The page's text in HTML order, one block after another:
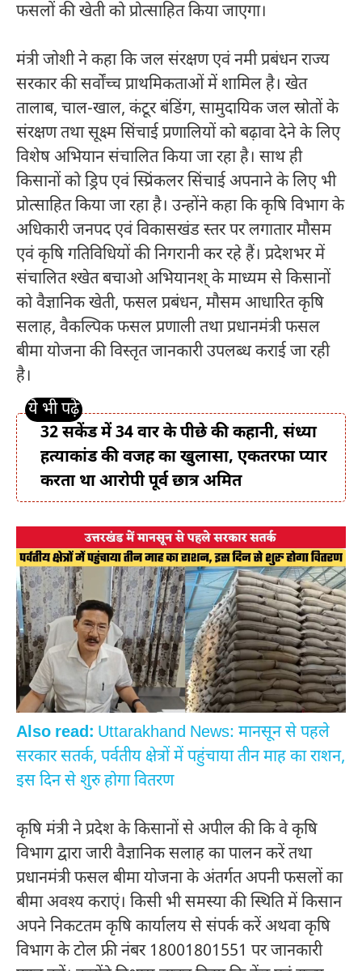
फसलों की खेती को प्रोत्साहित किया जाएगा।
मंत्री जोशी ने कहा कि जल संरक्षण एवं नमी प्रबंधन राज्य
सरकार की सर्वोंच्च प्राथमिकताओं में शामिल है। खेत
तालाब, चाल-खाल, कंटूर बंडिंग, सामुदायिक जल स्रोतों के
संरक्षण तथा सूक्ष्म सिंचाई प्रणालियों को बढ़ावा देने के लिए
विशेष अभियान संचालित किया जा रहा है। साथ ही
किसानों को ड्रिप एवं स्प्रिंकलर सिंचाई अपनाने के लिए भी
प्रोत्साहित किया जा रहा है। उन्होंने कहा कि कृषि विभाग के
अधिकारी जनपद एवं विकासखंड स्तर पर लगातार मौसम
एवं कृषि गतिविधियों की निगरानी कर रहे हैं। प्रदेशभर में
संचालित श्खेत बचाओ अभियानश् के माध्यम से किसानों
को वैज्ञानिक खेती, फसल प्रबंधन, मौसम आधारित कृषि
सलाह, वैकल्पिक फसल प्रणाली तथा प्रधानमंत्री फसल
बीमा योजना की विस्तृत जानकारी उपलब्ध कराई जा रही
है।
32 सकेंड में 34 वार के पीछे की कहानी, संध्या
हत्याकांड की वजह का खुलासा, एकतरफा प्यार
करता था आरोपी पूर्व छात्र अमित
Also read: Uttarakhand News: मानसून से पहले
सरकार सतर्क, पर्वतीय क्षेत्रों में पहुंचाया तीन माह का राशन,
इस दिन से शुरु होगा वितरण
कृषि मंत्री ने प्रदेश के किसानों से अपील की कि वे कृषि
विभाग द्वारा जारी वैज्ञानिक सलाह का पालन करें तथा
प्रधानमंत्री फसल बीमा योजना के अंतर्गत अपनी फसलों का
बीमा अवश्य कराएं। किसी भी समस्या की स्थिति में किसान
अपने निकटतम कृषि कार्यालय से संपर्क करें अथवा कृषि
विभाग के टोल फ्री नंबर 18001801551 पर जानकारी